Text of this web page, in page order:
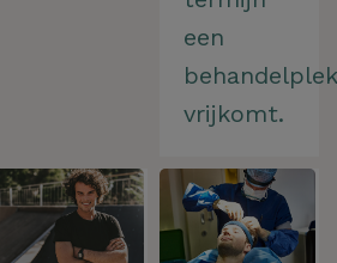
een
vrijkomt.